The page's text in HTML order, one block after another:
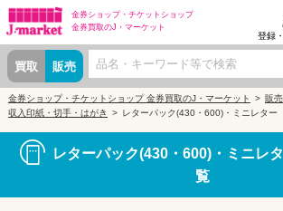
金券ショップ・ チケットショップ
金券買取のJ・マーケット
買取 販売
登録
金券ショップ・チケットショップ 金券買取のJ・マーケット 販
収入印紙・切手・はがき
レターパック(430・600)・ミニレター
レターパック(430・600)・ミニレ
覧